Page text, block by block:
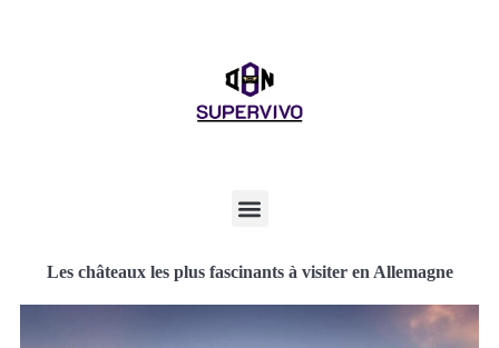
Les châteaux les plus fascinants à visiter en Allemagne